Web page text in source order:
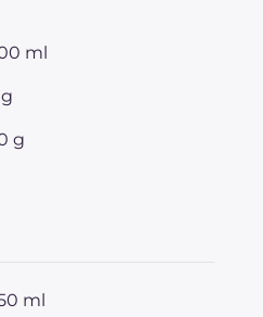
ml
g
ml